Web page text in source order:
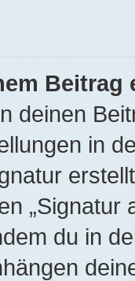
deinen
in
„Signatur
du in